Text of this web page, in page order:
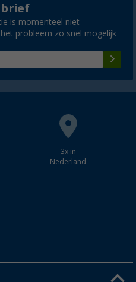
is momenteel niet
probleem zo snel mogelijk
3x in
Nederland